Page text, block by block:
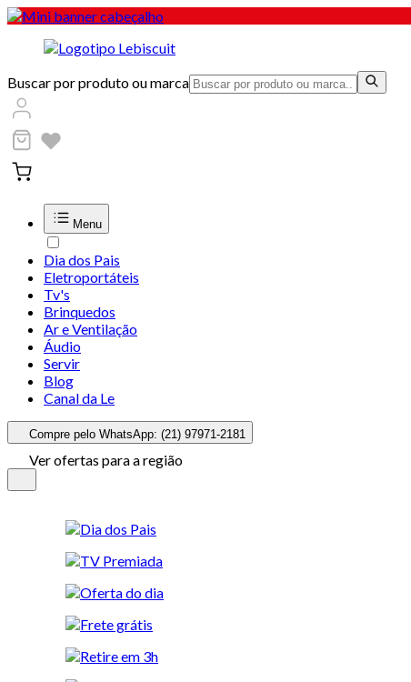
Buscar por produto ou marca
Menu
Dia dos Pais
Eletroportáteis
Tv's
Brinquedos
Ar e Ventilação
Áudio
Servir
Blog
Canal da Le
Compre pelo WhatsApp: (21) 97971-2181
Ver ofertas para a região